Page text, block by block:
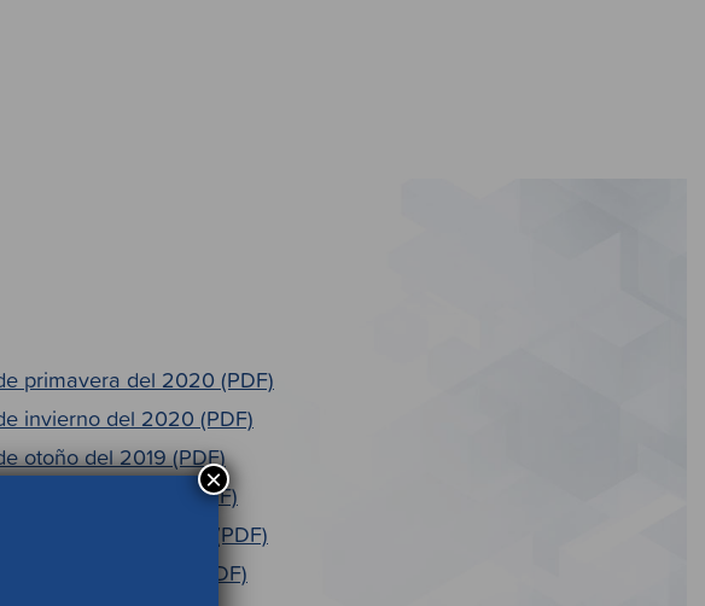
primavera del 2020 (PDF)
invierno del 2020 (PDF)
otoño del 2019 (PDF)
verano del 2019 (PDF)
primavera del 2019 (PDF)
invierno del 2019 (PDF)
×